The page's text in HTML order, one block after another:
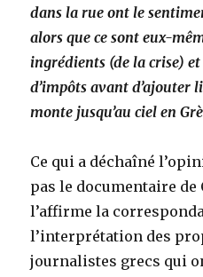
dans la rue ont le
alors que ce sont eux-
ingrédients (de la crise)
d’impôts avant
monte jusqu’au ciel en
Ce qui a déchaîné
pas le documentaire de
l’affirme la
l’interprétation des
journalistes grecs qui